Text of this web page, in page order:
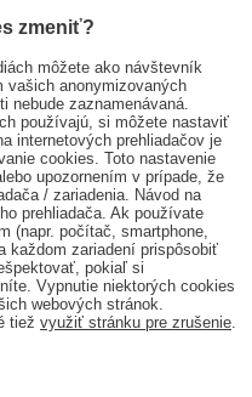
zmeniť?
môžete ako návštevník
vašich anonymizovaných
nebude zaznamenávaná.
používajú, si môžete nastaviť
internetových prehliadačov je
cookies. Toto nastavenie
upozornením v prípade, že
/ zariadenia. Návod na
prehliadača. Ak používate
(napr. počítač, smartphone,
každom zariadení prispôsobiť
pokiaľ si
Vypnutie niektorých cookies
webových stránok.
tiež využiť stránku pre zrušenie